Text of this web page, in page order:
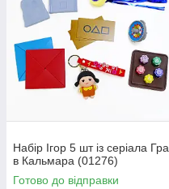
Набір Ігор 5 шт із серіала Гра
в Кальмара (01276)
Готово до відправки